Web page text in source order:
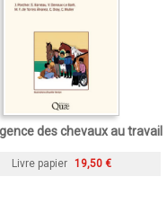
des chevaux au travail
Livre papier 19,50 €